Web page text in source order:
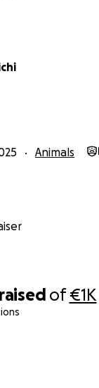
raised of€1K
Animals